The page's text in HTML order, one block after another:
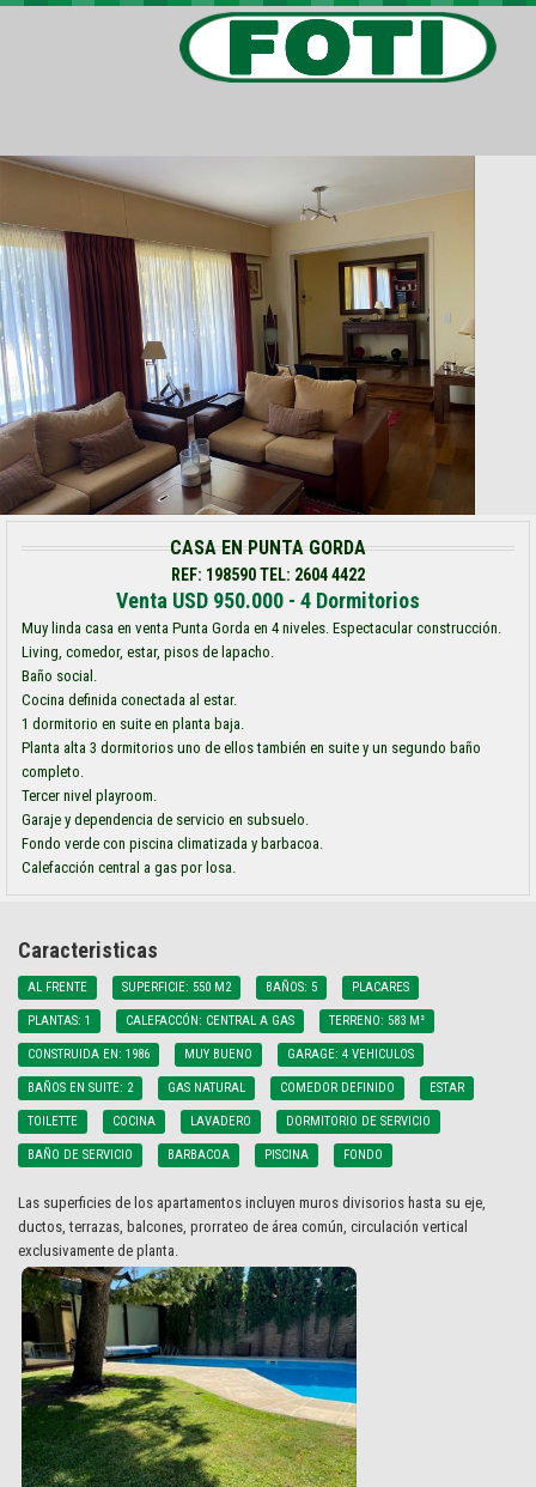
BARRIOS PRIVADOS
VIV. SOCIAL
CONTACTO
CASA EN PUNTA GORDA
REF: 198590 TEL: 2604 4422
Venta USD 950.000 - 4 Dormitorios
Muy linda casa en venta Punta Gorda en 4 niveles. Espectacular construcción.
Living, comedor, estar, pisos de lapacho.
Baño social.
Cocina definida conectada al estar.
1 dormitorio en suite en planta baja.
Planta alta 3 dormitorios uno de ellos también en suite y un segundo baño
completo.
Tercer nivel playroom.
Garaje y dependencia de servicio en subsuelo.
Fondo verde con piscina climatizada y barbacoa.
Calefacción central a gas por losa.
Caracteristicas
AL FRENTE SUPERFICIE: 550 M2 BAÑOS: 5 PLACARES
PLANTAS: 1 CALEFACCÓN: CENTRAL A GAS TERRENO: 583 M²
CONSTRUIDA EN: 1986 MUY BUENO GARAGE: 4 VEHICULOS
BAÑOS EN SUITE: 2 GAS NATURAL COMEDOR DEFINIDO ESTAR
TOILETTE COCINA LAVADERO DORMITORIO DE SERVICIO
BAÑO DE SERVICIO BARBACOA PISCINA FONDO
Las superficies de los apartamentos incluyen muros divisorios hasta su eje,
ductos, terrazas, balcones, prorrateo de área común, circulación vertical
exclusivamente de planta.